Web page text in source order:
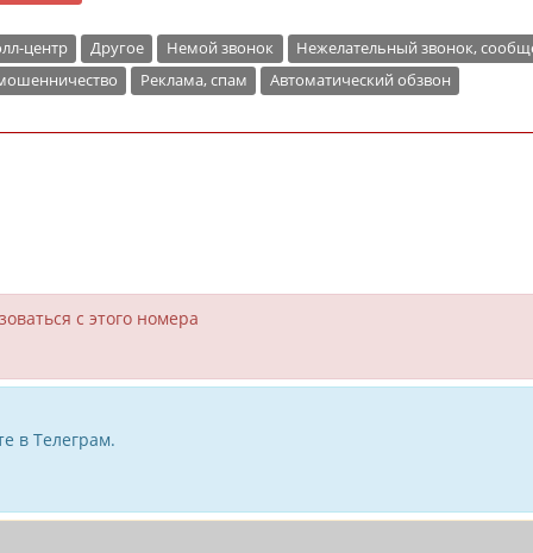
центр Другое Немой звонок
Нежелательный звонок,
Реклама, спам Автоматический обзвон
с этого номера
в Телеграм.